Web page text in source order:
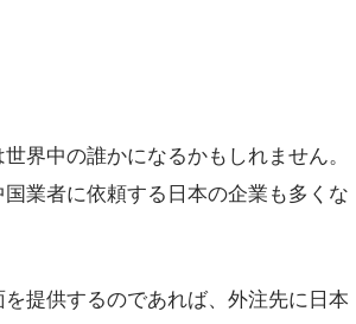
界中の誰かになるかもしれません。
業者に依頼する日本の企業も多くな
提供するのであれば、外注先に日本